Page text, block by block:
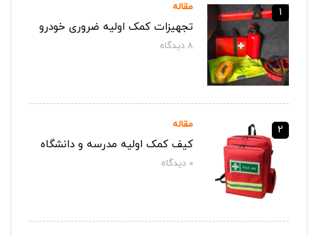
مقاله
تجهیزات کمک اولیه ضروری خودرو
8دیدگاه‌
2 مقاله
کیف کمک اولیه مدرسه و دانشگاه
0دیدگاه‌